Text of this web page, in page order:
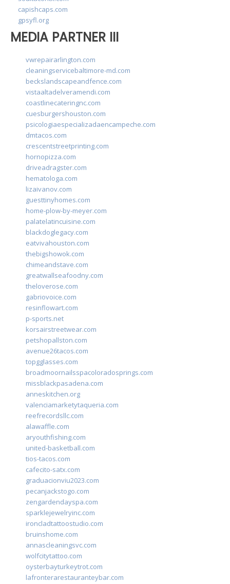
capishcaps.com
gpsyfl.org
MEDIA PARTNER III
vwrepairarlington.com
cleaningservicebaltimore-md.com
beckslandscapeandfence.com
vistaaltadelveramendi.com
coastlinecateringnc.com
cuesburgershouston.com
psicologiaespecializadaencampeche.com
dmtacos.com
crescentstreetprinting.com
hornopizza.com
driveadragster.com
hematologa.com
lizaivanov.com
guesttinyhomes.com
home-plow-by-meyer.com
palatelatincuisine.com
blackdoglegacy.com
eatvivahouston.com
thebigshowok.com
chimeandstave.com
greatwallseafoodny.com
theloverose.com
gabriovoice.com
resinflowart.com
p-sports.net
korsairstreetwear.com
petshopallston.com
avenue26tacos.com
topgglasses.com
broadmoornailsspacoloradosprings.com
missblackpasadena.com
anneskitchen.org
valenciamarketytaqueria.com
reefrecordsllc.com
alawaffle.com
aryouthfishing.com
united-basketball.com
tios-tacos.com
cafecito-satx.com
graduacionviu2023.com
pecanjackstogo.com
zengardendayspa.com
sparklejewelryinc.com
ironcladtattoostudio.com
bruinshome.com
annascleaningsvc.com
wolfcitytattoo.com
oysterbayturkeytrot.com
lafronterarestauranteybar.com